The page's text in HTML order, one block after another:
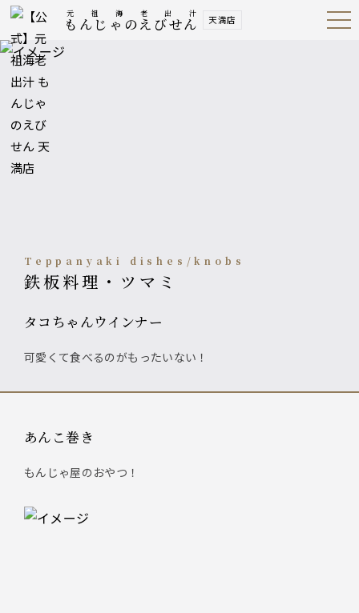
元祖海老出汁
もんじゃのえびせん 天満店 Open
Navig
Teppanyaki dishes/knobs
鉄板料理・ツマミ
タコちゃんウインナー
可愛くて食べるのがもったいない！
あんこ巻き
もんじゃ屋のおやつ！